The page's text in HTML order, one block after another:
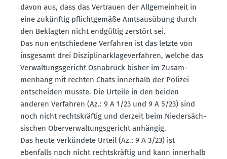
davon aus, dass das Vertrauen der Allge­meinheit in
eine zukünftig pflicht­gemäße Amtsaus­übung durch
den Beklagten nicht endgültig zerstört sei.
Das nun entschiedene Verfahren ist das letzte von
insgesamt drei Diszi­pli­nar­k­la­ge­ver­fahren, welche das
Verwal­tungs­ge­richt Osnabrück bisher im Zusam­
menhang mit rechten Chats innerhalb der Polizei
entscheiden musste. Die Urteile in den beiden
anderen Verfahren (Az.: 9 A 1/23 und 9 A 5/23) sind
noch nicht rechts­kräftig und derzeit beim Nieder­säch­
si­schen Oberver­wal­tungs­ge­richt anhängig.
Das heute verkündete Urteil (Az.: 9 A 3/23) ist
ebenfalls noch nicht rechts­kräftig und kann innerhalb